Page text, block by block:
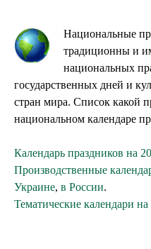
Национальные
традиционны и
национальных
государственных дней и
стран мира. Список какой
национальном календаре
Календарь праздников на
Производственные
Украине, в России.
Тематические календари